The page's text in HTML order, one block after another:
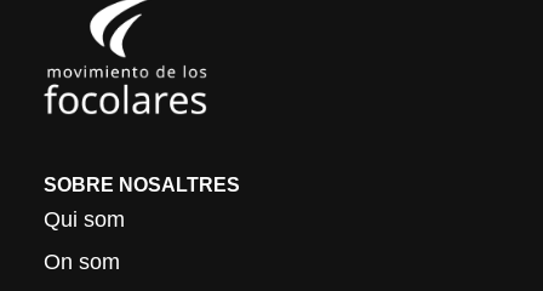
SOBRE NOSALTRES
Qui som
On som